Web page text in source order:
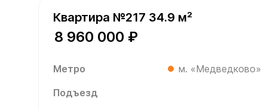
Квартира №217 34.9 м²
8 960 000 ₽
Метро м. «Медведково»
Подъезд